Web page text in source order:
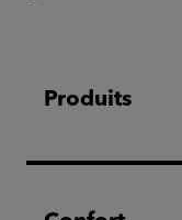
Produits